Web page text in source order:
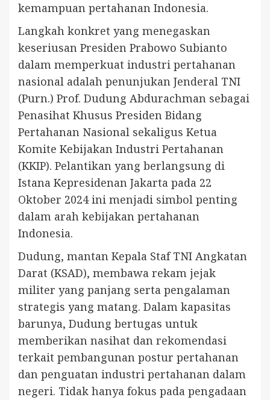
kemampuan pertahanan Indonesia.
Langkah konkret yang menegaskan
keseriusan Presiden Prabowo Subianto
dalam memperkuat industri pertahanan
nasional adalah penunjukan Jenderal TNI
(Purn.) Prof. Dudung Abdurachman sebagai
Penasihat Khusus Presiden Bidang
Pertahanan Nasional sekaligus Ketua
Komite Kebijakan Industri Pertahanan
(KKIP). Pelantikan yang berlangsung di
Istana Kepresidenan Jakarta pada 22
Oktober 2024 ini menjadi simbol penting
dalam arah kebijakan pertahanan
Indonesia.
Dudung, mantan Kepala Staf TNI Angkatan
Darat (KSAD), membawa rekam jejak
militer yang panjang serta pengalaman
strategis yang matang. Dalam kapasitas
barunya, Dudung bertugas untuk
memberikan nasihat dan rekomendasi
terkait pembangunan postur pertahanan
dan penguatan industri pertahanan dalam
negeri. Tidak hanya fokus pada pengadaan